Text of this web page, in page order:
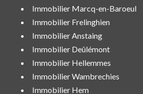
Immobilier Marcq-en-Baroeul
Immobilier Frelinghien
Immobilier Anstaing
Immobilier Deûlémont
Immobilier Hellemmes
Immobilier Wambrechies
Immobilier Hem